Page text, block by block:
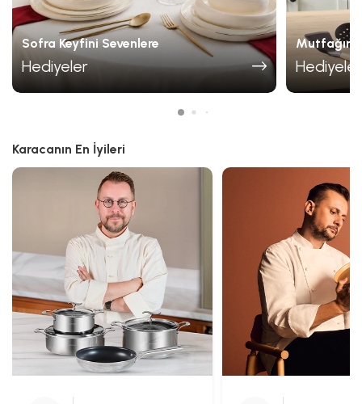
Sofra Keyfini Sevenlere
Hediyeler
Mutfağın
Hediyeler
Karacanın En İyileri